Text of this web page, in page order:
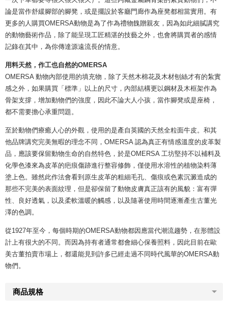
論是當作舒緩腳部的腳凳，或是擺設於客廳門廊作為座凳都相當實用。有
更多的人購買OMERSA動物是為了作為禮物餽贈親友，因為如此細膩講究
的動物藝術作品，除了能呈現工匠精湛的技藝之外，也會將購買者的感情
記錄在其中，為你傳達源遠流長的情意。
用料天然，作工也自然的OMERSA
OMERSA 動物內部使用的填充物，除了天然木棉花及木材刨絲才有的紮實
感之外，如果購買「標準」以上的尺寸，內部結構更以鋼材及木框架作為
骨架支撐，增加動物們的強度，因此不論大人小孩，當作腳凳或是座椅，
都不需要擔心承重問題。
至於動物們療癒人心的外觀，使用的是產自英國的天然全粒面牛皮。和其
他品牌講究完美無暇的理念不同，OMERSA 認為真正有情感溫度的皮革製
品，應該要保留動物生命的自然特色，於是OMERSA 工坊堅持不以補料及
化學色漆來為皮革的疤痕傷跡進行整容修飾，僅使用水溶性的植物染料薄
塗上色。雖然此作法會看到原生皮革的粗細毛孔、傷痕或色素沉澱造成的
那些不完美的表面紋理，但是卻保留了動物皮膚真正該有的風貌：富有彈
性、良好透氣，以及柔軟溫暖的觸感，以及隨著使用時間逐漸產生古董光
澤的色調。
從1927年至今，每個時期的OMERSA動物都因應當代潮流趨勢，在形體設
計上有很大的不同。而因為持有者通常都會細心保養照料，因此目前在歐
美古董拍賣市場上，都還能見到許多已經走過不同時代風華的OMERSA動
物們。
商品規格